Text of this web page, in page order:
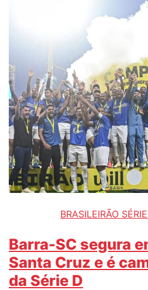
BRASILEIRÃO
Barra-SC segura
Santa Cruz e é
da Série D